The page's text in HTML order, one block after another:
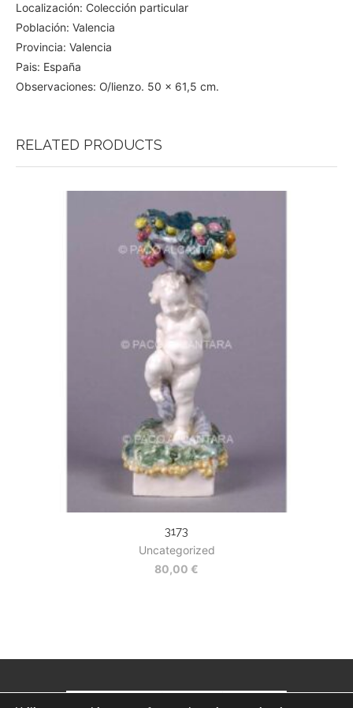
Localización: Colección particular
Población: Valencia
Provincia: Valencia
Pais: España
Observaciones: O/lienzo. 50 x 61,5 cm.
RELATED PRODUCTS
3173
Uncategorized
80,00 €